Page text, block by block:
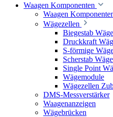
Waagen Komponenten
Waagen
Wägezellen
Biegestab
Druckkraft
S-förmige
Scherstab
Single Point
Wägemodule
Wägezellen
DMS-Messverstärker
Waagenanzeigen
Wägebrücken